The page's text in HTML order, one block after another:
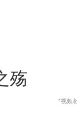
殇
*视频